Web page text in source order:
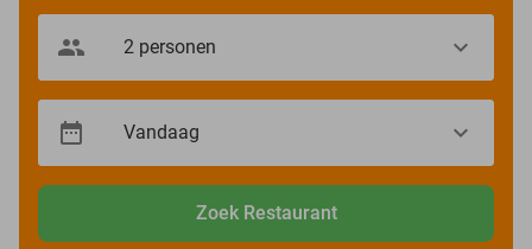
Zoek Restaurant